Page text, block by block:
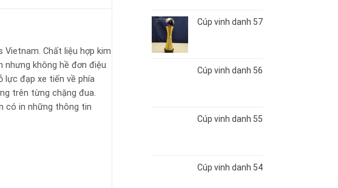
Cúp vinh danh 57
Cúp vinh danh 56
Cúp vinh danh 55
Cúp vinh danh 54
Chất liệu hợp kim
nhưng không hề đơn điệu
lực đạp xe tiến về phía
trên từng chặng đua.
có in những thông tin